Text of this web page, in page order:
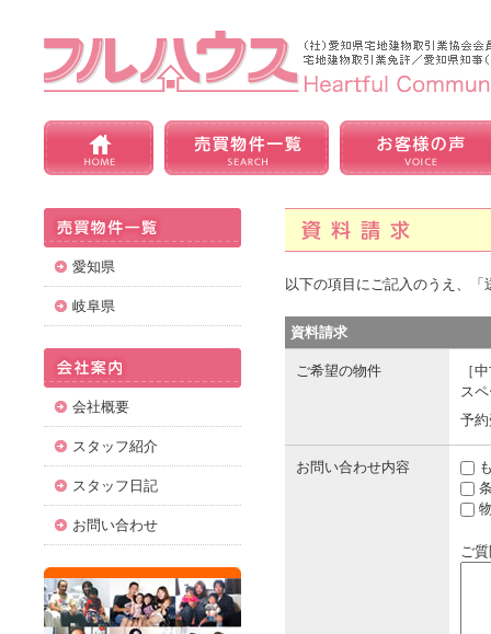
愛知県
岐阜県
会社概要
スタッフ紹介
スタッフ日記
お問い合わせ
以下の項目にご記入のうえ、
資料請求
ご希望の物件
［
ス
予
お問い合わせ内容
ご